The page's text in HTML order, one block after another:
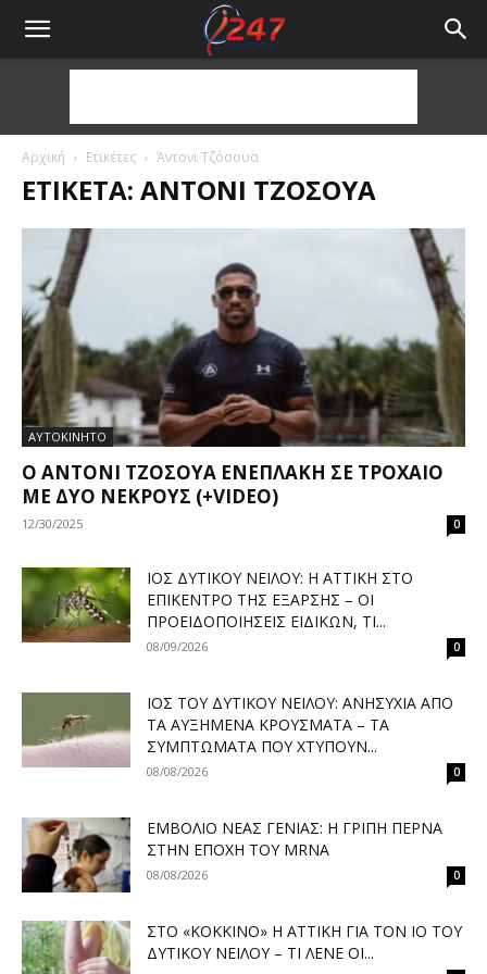
Αρχική Ετικέτες Άντονι Τζόσουα
ΕΤΙΚΈΤΑ: ΆΝΤΟΝΙ ΤΖΌΣΟΥΑ
ΑΥΤΟΚΙΝΗΤΟ
Ο ΆΝΤΟΝΙ ΤΖΌΣΟΥΑ ΕΝΕΠΛΆΚΗ ΣΕ ΤΡΟΧΑΊΟ
ΜΕ ΔΎΟ ΝΕΚΡΟΎΣ (+VIDEO)
12/30/2025 0
ΙΌΣ ΔΥΤΙΚΟΎ ΝΕΊΛΟΥ: Η ΑΤΤΙΚΉ ΣΤΟ
ΕΠΊΚΕΝΤΡΟ ΤΗΣ ΈΞΑΡΣΗΣ – ΟΙ
ΠΡΟΕΙΔΟΠΟΙΉΣΕΙΣ ΕΙΔΙΚΏΝ, ΤΙ...
08/09/2026 0
ΙΌΣ ΤΟΥ ΔΥΤΙΚΟΎ ΝΕΊΛΟΥ: ΑΝΗΣΥΧΊΑ ΑΠΌ
ΤΑ ΑΥΞΗΜΈΝΑ ΚΡΟΎΣΜΑΤΑ – ΤΑ
ΣΥΜΠΤΏΜΑΤΑ ΠΟΥ ΧΤΥΠΟΎΝ...
08/08/2026 0
ΕΜΒΌΛΙΟ ΝΈΑΣ ΓΕΝΙΆΣ: Η ΓΡΊΠΗ ΠΕΡΝΆ
ΣΤΗΝ ΕΠΟΧΉ ΤΟΥ MRNA
08/08/2026 0
ΣΤΟ «ΚΌΚΚΙΝΟ» Η ΑΤΤΙΚΉ ΓΙΑ ΤΟΝ ΙΌ ΤΟΥ
ΔΥΤΙΚΟΎ ΝΕΊΛΟΥ – ΤΙ ΛΈΝΕ ΟΙ...